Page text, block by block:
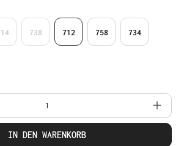
738 712 758 734
Gib den gewünschten
IN DEN WARENKORB